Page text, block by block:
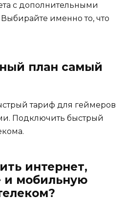
с дополнительными
именно то, что
план самый
тариф для геймеров
Подключить быстрый
интернет,
и мобильную